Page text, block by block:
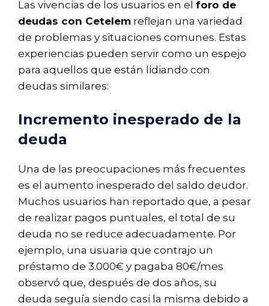
Las vivencias de los usuarios en el foro de
deudas con Cetelem reflejan una variedad
de problemas y situaciones comunes. Estas
experiencias pueden servir como un espejo
para aquellos que están lidiando con
deudas similares:
Incremento inesperado de la
deuda
Una de las preocupaciones más frecuentes
es el aumento inesperado del saldo deudor.
Muchos usuarios han reportado que, a pesar
de realizar pagos puntuales, el total de su
deuda no se reduce adecuadamente. Por
ejemplo, una usuaria que contrajo un
préstamo de 3.000€ y pagaba 80€/mes
observó que, después de dos años, su
deuda seguía siendo casi la misma debido a